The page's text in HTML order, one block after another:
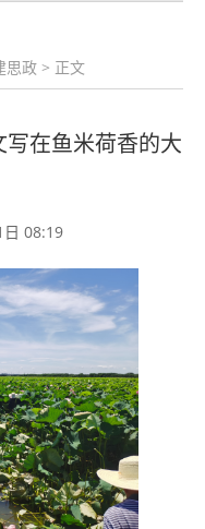
思政 > 正文
在鱼米荷香的大
日 08:19